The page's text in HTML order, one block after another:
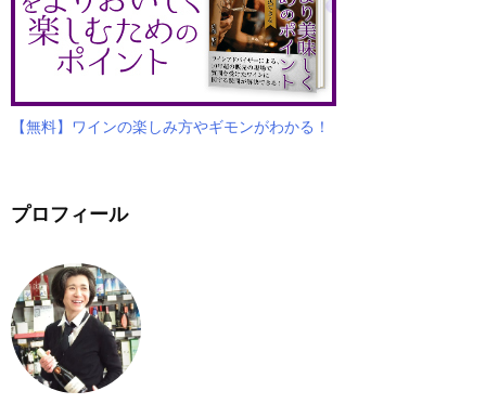
【無料】ワインの楽しみ方やギモンがわかる！
プロフィール